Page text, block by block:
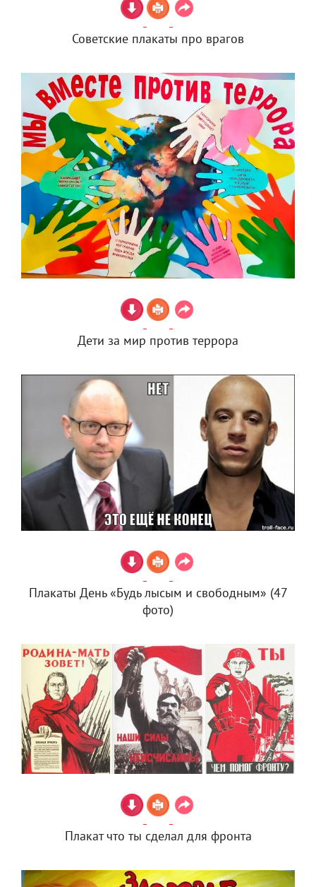
Советские плакаты про врагов
Дети за мир против террора
Плакаты День «Будь лысым и свободным» (47
фото)
Плакат что ты сделал для фронта